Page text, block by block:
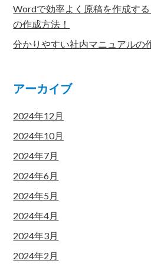
Wordで効率よく原稿を作成す
の作成方法！
分かりやすい社内マニュアル
アーカイブ
2024年12月
2024年10月
2024年7月
2024年6月
2024年5月
2024年4月
2024年3月
2024年2月